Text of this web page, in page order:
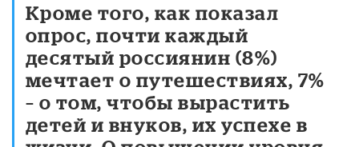
Кроме того, как показал
опрос, почти каждый
десятый россиянин (8%)
мечтает о путешествиях, 7%
– о том, чтобы вырастить
детей и внуков, их успехе в